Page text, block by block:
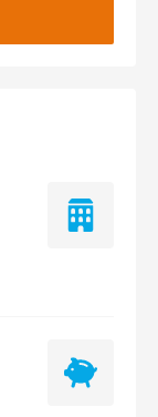
Iba
Najlacnejší